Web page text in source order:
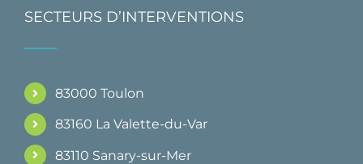
SECTEURS D’INTERVENTIONS
83000 Toulon
83160 La Valette-du-Var
83110 Sanary-sur-Mer